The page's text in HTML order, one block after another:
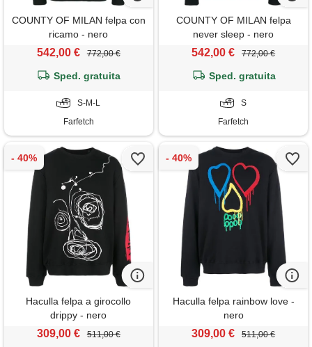
COUNTY OF MILAN felpa con
ricamo - nero
542,00 € 772,00 €
Sped. gratuita
S-M-L
Farfetch
COUNTY OF MILAN felpa
never sleep - nero
542,00 € 772,00 €
Sped. gratuita
S
Farfetch
Haculla felpa a girocollo
drippy - nero
309,00 € 511,00 €
Haculla felpa rainbow love -
nero
309,00 € 511,00 €